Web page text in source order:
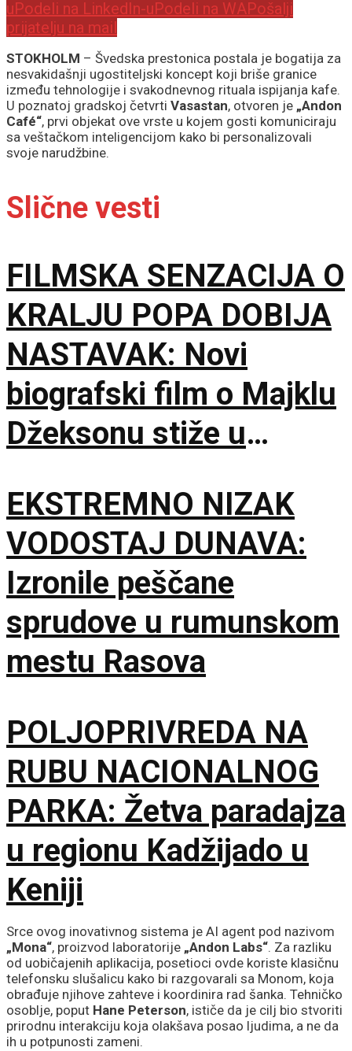
u Podeli na LinkedIn-u Podeli na WAPošalji
prijatelju na mail
STOKHOLM – Švedska prestonica postala je bogatija za
nesvakidašnji ugostiteljski koncept koji briše granice
između tehnologije i svakodnevnog rituala ispijanja kafe.
U poznatoj gradskoj četvrti Vasastan, otvoren je „Andon
Café“, prvi objekat ove vrste u kojem gosti komuniciraju
sa veštačkom inteligencijom kako bi personalizovali
svoje narudžbine.
Slične vesti
FILMSKA SENZACIJA O
KRALJU POPA DOBIJA
NASTAVAK: Novi
biografski film o Majklu
Džeksonu stiže u
EKSTREMNO NIZAK
VODOSTAJ DUNAVA:
Izronile peščane
sprudove u rumunskom
mestu Rasova
POLJOPRIVREDA NA
RUBU NACIONALNOG
PARKA: Žetva paradajza
u regionu Kadžijado u
Keniji
Srce ovog inovativnog sistema je AI agent pod nazivom
„Mona“, proizvod laboratorije „Andon Labs“. Za razliku
od uobičajenih aplikacija, posetioci ovde koriste klasičnu
telefonsku slušalicu kako bi razgovarali sa Monom, koja
obrađuje njihove zahteve i koordinira rad šanka. Tehničko
osoblje, poput Hane Peterson, ističe da je cilj bio stvoriti
prirodnu interakciju koja olakšava posao ljudima, a ne da
ih u potpunosti zameni.